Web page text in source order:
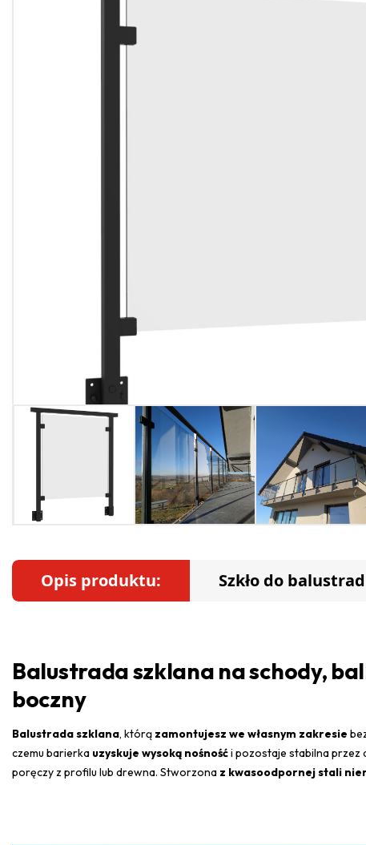
Opis produktu: Szkło do balustrad
Balustrada szklana na schody,
boczny
Balustrada szklana, którą zamontujesz we własnym zakresie
czemu barierka uzyskuje wysoką nośnośći pozostaje stabilna przez
poręczy z profilu lub drewna. Stworzona z kwasoodpornej stali